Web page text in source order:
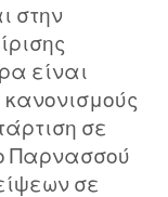
στην
είναι
σε
Παρνασσού
σε